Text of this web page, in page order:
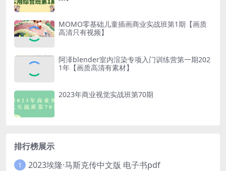
MOMO零基础儿童插画商业实战班第1期【画质
高清只有视频】
阿泽blender室内渲染专项入门训练营第一期202
1年【画质高清有素材】
2023年商业视觉实战班第70期
排行榜展示
1 2023埃隆·马斯克传中文版 电子书pdf